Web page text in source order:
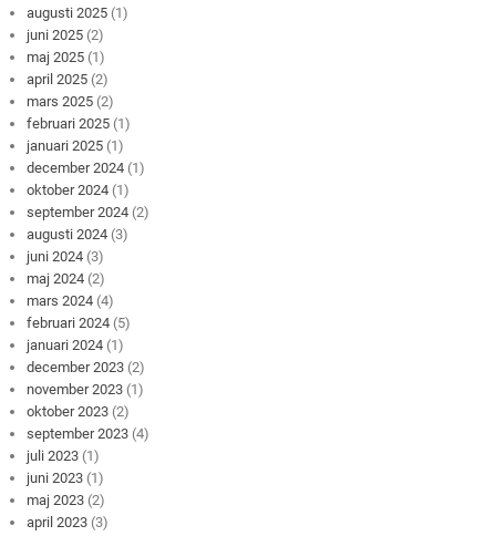
augusti 2025 (1)
juni 2025 (2)
maj 2025 (1)
april 2025 (2)
mars 2025 (2)
februari 2025 (1)
januari 2025 (1)
december 2024 (1)
oktober 2024 (1)
september 2024 (2)
augusti 2024 (3)
juni 2024 (3)
maj 2024 (2)
mars 2024 (4)
februari 2024 (5)
januari 2024 (1)
december 2023 (2)
november 2023 (1)
oktober 2023 (2)
september 2023 (4)
juli 2023 (1)
juni 2023 (1)
maj 2023 (2)
april 2023 (3)